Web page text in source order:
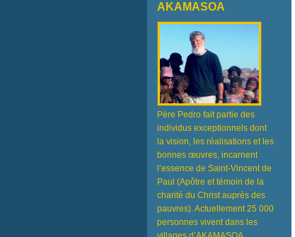
AKAMASOA
Père Pedro fait partie des
individus exceptionnels dont
la vision, les réalisations et les
bonnes œuvres, incarnent
l’essence de Saint-Vincent de
Paul (Apôtre et témoin de la
charité du Christ auprès des
pauvres). Actuellement 25 000
personnes vivent dans les